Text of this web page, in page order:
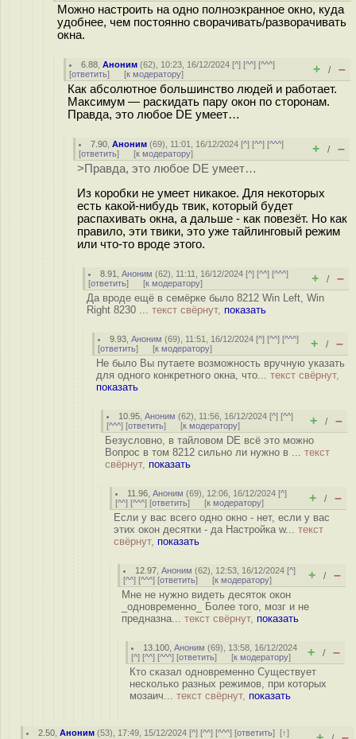
Можно настроить на одно полноэкранное окно, куда
удобнее, чем постоянно сворачивать/разворачивать
окна.
6.88 ,Аноним (62), 10:23, 16/12/2024 [^] [^^] [^^^]
[ответить] [к модератору] + / –
Как абсолютное большинство людей и работает.
Максимум — раскидать пару окон по сторонам.
Правда, это любое DE умеет…
7.90 ,Аноним (69), 11:01, 16/12/2024 [^] [^^] [^^^]
[ответить] [к модератору] + / –
>Правда, это любое DE умеет…
Из коробки не умеет никакое. Для некоторых
есть какой-нибудь твик, который будет
распахивать окна, а дальше - как повезёт. Но как
правило, эти твики, это уже тайлинговый режим
или что-то вроде этого.
8.91 ,Аноним (62), 11:11, 16/12/2024 [^] [^^] [^^^]
[ответить] [к модератору] + / –
Да вроде ещё в семёрке было 8212 Win Left, Win
Right 8230 ... текст свёрнут, показать
9.93 ,Аноним (69), 11:51, 16/12/2024 [^] [^^] [^^^]
[ответить] [к модератору] + / –
Не было Вы путаете возможность вручную указать
для одного конкретного окна, что... текст свёрнут,
показать
10.95 ,Аноним (62), 11:56, 16/12/2024 [^] [^^]
[^^^] [ответить] [к модератору] + / –
Безусловно, в тайловом DE всё это можно
Вопрос в том 8212 сильно ли нужно в ... текст
свёрнут, показать
11.96 ,Аноним (69), 12:06, 16/12/2024 [^]
[^^] [^^^] [ответить] [к модератору] + / –
Если у вас всего одно окно - нет, если у вас
этих окон десятки - да Настройка w... текст
свёрнут, показать
12.97 ,Аноним (62), 12:53, 16/12/2024 [^]
[^^] [^^^] [ответить] [к модератору] + / –
Мне не нужно видеть десяток окон
_одновременно_ Более того, мозг и не
предназна... текст свёрнут, показать
13.100 ,Аноним (69), 13:58, 16/12/2024
[^] [^^] [^^^] [ответить] [к модератору] + / –
Кто сказал одновременно Существует
несколько разных режимов, при которых
мозаич... текст свёрнут, показать
2.50 ,Аноним (53), 17:49, 15/12/2024 [^] [^^] [^^^] [ответить][↑]